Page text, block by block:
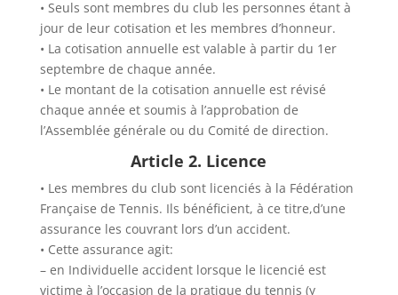
• Seuls sont membres du club les personnes étant à
jour de leur cotisation et les membres d’honneur.
• La cotisation annuelle est valable à partir du 1er
septembre de chaque année.
• Le montant de la cotisation annuelle est révisé
chaque année et soumis à l’approbation de
l’Assemblée générale ou du Comité de direction.
Article 2. Licence
• Les membres du club sont licenciés à la Fédération
Française de Tennis. Ils bénéficient, à ce titre,d’une
assurance les couvrant lors d’un accident.
• Cette assurance agit:
– en Individuelle accident lorsque le licencié est
victime à l’occasion de la pratique du tennis (y